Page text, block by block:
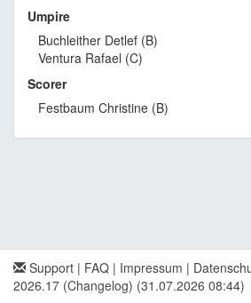
Umpire
Buchleither Detlef (B)
Ventura Rafael (C)
Scorer
Festbaum Christine (B)
Support | FAQ | Impressum |
2026.17 (Changelog) (31.07.2026 08:44)